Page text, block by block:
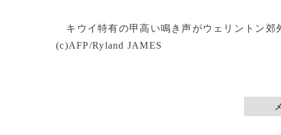
キウイ特有の甲高い鳴き声がウェリントン郊
(c)AFP/Ryland JAMES